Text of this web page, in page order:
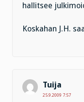
hallitsee
Koskahan J.H.
Tuija
25.9.2009 7:57